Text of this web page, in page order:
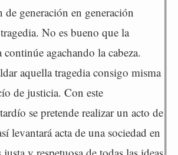
de generación en generación
No es bueno que la
continúe agachando la cabeza.
aquella tragedia consigo misma
de justicia. Con este
se pretende realizar un acto de
levantará acta de una sociedad en